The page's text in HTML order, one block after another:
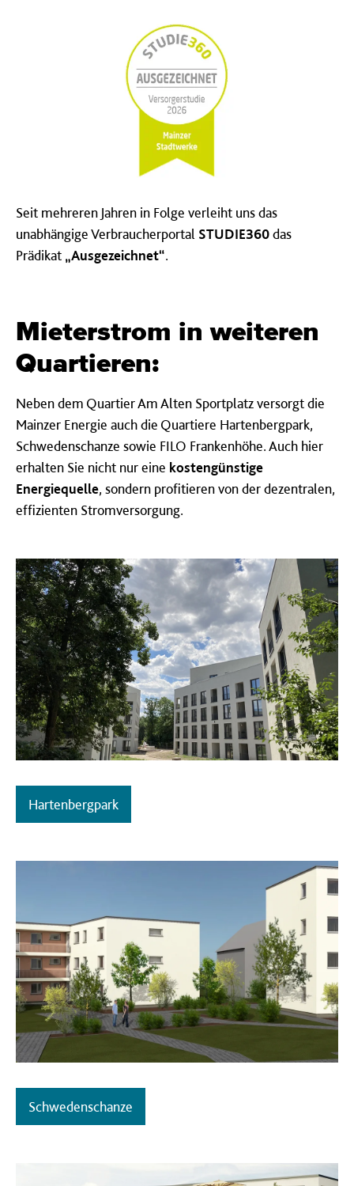
Seit mehreren Jahren in Folge verleiht uns das
unabhängige Verbraucherportal STUDIE360das
Prädikat „Ausgezeichnet“.
Mieterstrom in weiteren
Quartieren:
Neben dem Quartier Am Alten Sportplatz versorgt die
Mainzer Energie auch die Quartiere Hartenbergpark,
Schwedenschanze sowie FILO Frankenhöhe. Auch hier
erhalten Sie nicht nur eine kostengünstige
Energiequelle, sondern profitieren von der dezentralen,
effizienten Stromversorgung.
Hartenbergpark
Schwedenschanze